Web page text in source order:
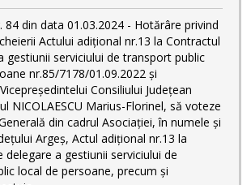
84 din data 01.03.2024 - Hotărâre privind
Actului adițional nr.13 la Contractul
gestiunii serviciului de transport public
nr.85/7178/01.09.2022 și
Consiliului Județean
NICOLAESCU Marius-Florinel, să voteze
din cadrul Asociației, în numele și
Argeș, Actul adițional nr.13 la
delegare a gestiunii serviciului de
local de persoane, precum și